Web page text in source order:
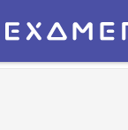
— ЕГЭ 2027